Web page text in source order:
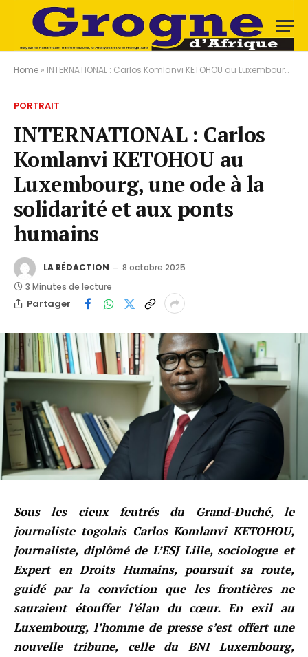
Home » INTERNATIONAL : Carlos Komlanvi KETOHOU au Luxembourg, une ode à la solidarité et aux ponts humains
PORTRAIT
INTERNATIONAL : Carlos
Komlanvi KETOHOU au
Luxembourg, une ode à la
solidarité et aux ponts
humains
LA RÉDACTION
8 octobre 2025
3 Minutes de lecture
Partager
Sous les cieux feutrés du Grand-Duché, le
journaliste togolais Carlos Komlanvi KETOHOU,
journaliste, diplômé de L’ESJ Lille, sociologue et
Expert en Droits Humains, poursuit sa route,
guidé par la conviction que les frontières ne
sauraient étouffer l’élan du cœur. En exil au
Luxembourg, l’homme de presse s’est offert une
nouvelle tribune, celle du BNI Luxembourg,